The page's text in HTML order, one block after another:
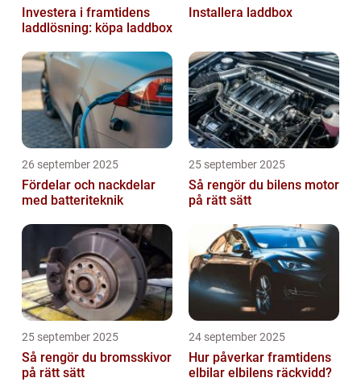
Investera i framtidens
laddlösning: köpa laddbox
Installera laddbox
26 september 2025
Fördelar och nackdelar
med batteriteknik
25 september 2025
Så rengör du bilens motor
på rätt sätt
25 september 2025
Så rengör du bromsskivor
på rätt sätt
24 september 2025
Hur påverkar framtidens
elbilar elbilens räckvidd?